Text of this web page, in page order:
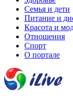
Семья и дети
Питание и
Красота и
Отношения
Спорт
О портале